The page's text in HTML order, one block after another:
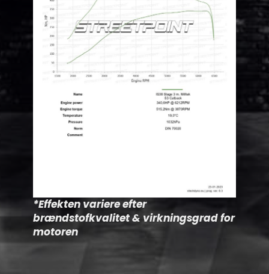
*Effekten variere efter
brændstofkvalitet & virkningsgrad for
motoren